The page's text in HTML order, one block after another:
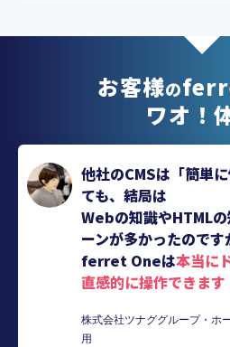
お客様の
ワオ！
他社のCMSは「簡単
ても、結局は
Webの知識やHTML
ーンが多かったのです
ferret Oneは本当に
直感的に操作できます
株式会社ツナググループ・ホ
用